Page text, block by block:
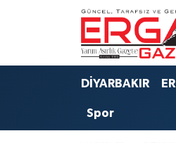
DİYARBAKIR
Spor
DİYARBAKIR
BAĞLAR
ERGANİ
Ergani Nöbetçi
Ergani Hava Durumu